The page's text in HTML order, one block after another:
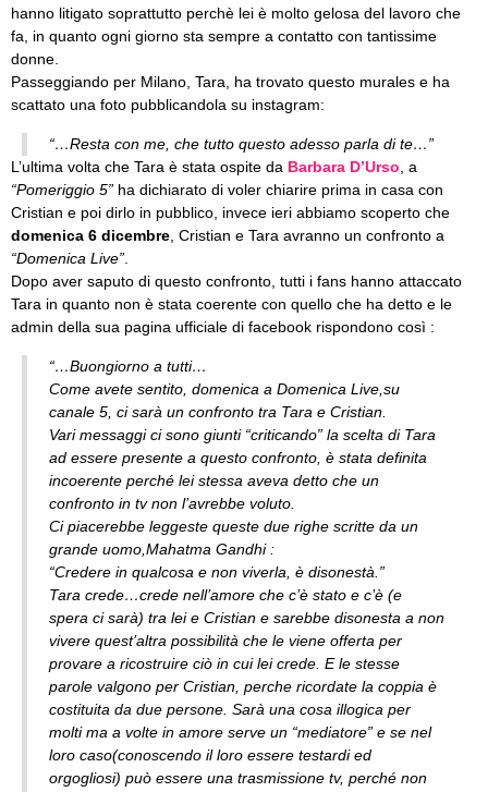
hanno litigato soprattutto perchè lei è molto gelosa del lavoro che
fa, in quanto ogni giorno sta sempre a contatto con tantissime
donne.
Passeggiando per Milano, Tara, ha trovato questo murales e ha
scattato una foto pubblicandola su instagram:
“…Resta con me, che tutto questo adesso parla di te…”
L’ultima volta che Tara è stata ospite da Barbara D’Urso , a
“Pomeriggio 5” ha dichiarato di voler chiarire prima in casa con
Cristian e poi dirlo in pubblico, invece ieri abbiamo scoperto che
domenica 6 dicembre , Cristian e Tara avranno un confronto a
“Domenica Live”
Dopo aver saputo di questo confronto, tutti i fans hanno attaccato
Tara in quanto non è stata coerente con quello che ha detto e le
admin della sua pagina ufficiale di facebook rispondono così :
“…Buongiorno a tutti…
Come avete sentito, domenica a Domenica Live,su
canale 5, ci sarà un confronto tra Tara e Cristian.
Vari messaggi ci sono giunti “criticando” la scelta di Tara
ad essere presente a questo confronto, è stata definita
incoerente perché lei stessa aveva detto che un
confronto in tv non l’avrebbe voluto.
Ci piacerebbe leggeste queste due righe scritte da un
grande uomo,Mahatma Gandhi :
“Credere in qualcosa e non viverla, è disonestà.”
Tara crede…crede nell’amore che c’è stato e c’è (e
spera ci sarà) tra lei e Cristian e sarebbe disonesta a non
vivere quest’altra possibilità che le viene offerta per
provare a ricostruire ciò in cui lei crede. E le stesse
parole valgono per Cristian, perche ricordate la coppia è
costituita da due persone. Sarà una cosa illogica per
molti ma a volte in amore serve un “mediatore” e se nel
loro caso(conoscendo il loro essere testardi ed
orgogliosi) può essere una trasmissione tv, perché non